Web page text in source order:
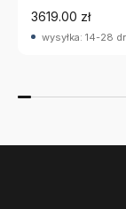
3619.00 zł
wysyłka: 14-28